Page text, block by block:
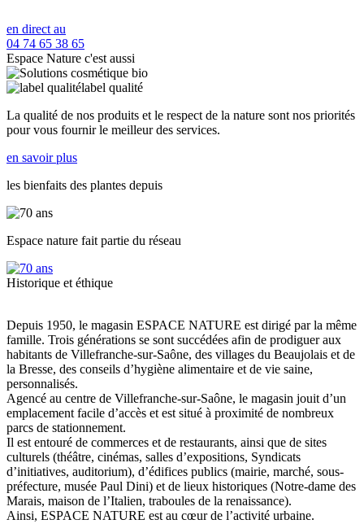
en direct au
04 74 65 38 65
Espace Nature c'est aussi
label qualité
La qualité de nos produits et le respect de la nature sont nos priorités
pour vous fournir le meilleur des services.
en savoir plus
les bienfaits des plantes depuis
Espace nature fait partie du réseau
Historique et éthique
Depuis 1950, le magasin ESPACE NATURE est dirigé par la même
famille. Trois générations se sont succédées afin de prodiguer aux
habitants de Villefranche-sur-Saône, des villages du Beaujolais et de
la Bresse, des conseils d’hygiène alimentaire et de vie saine,
personnalisés.
Agencé au centre de Villefranche-sur-Saône, le magasin jouit d’un
emplacement facile d’accès et est situé à proximité de nombreux
parcs de stationnement.
Il est entouré de commerces et de restaurants, ainsi que de sites
culturels (théâtre, cinémas, salles d’expositions, Syndicats
d’initiatives, auditorium), d’édifices publics (mairie, marché, sous-
préfecture, musée Paul Dini) et de lieux historiques (Notre-dame des
Marais, maison de l’Italien, traboules de la renaissance).
Ainsi, ESPACE NATURE est au cœur de l’activité urbaine.